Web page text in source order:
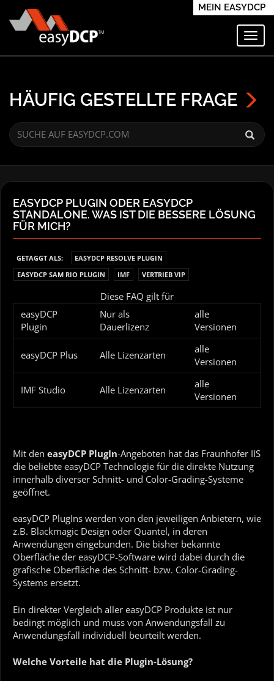
MEIN EASYDCP
HÄUFIG GESTELLTE FRAGE
EASYDCP PLUGIN ODER EASYDCP
STANDALONE. WAS IST DIE BESSERE LÖSUNG
FÜR MICH?
GETAGGT ALS:
EASYDCP RESOLVE PLUGIN
EASYDCP SAM RIO PLUGIN
IMF VERTRIEB VIP
Diese FAQ gilt für
easyDCP
Plugin
Nur als
Dauerlizenz
alle
Versionen
easyDCP Plus Alle Lizenzarten
alle
Versionen
IMF Studio Alle Lizenzarten
alle
Versionen
Mit den easyDCP PlugIn-Angeboten hat das Fraunhofer IIS
die beliebte easyDCP Technologie für die direkte Nutzung
innerhalb diverser Schnitt- und Color-Grading-Systeme
geöffnet.
easyDCP PlugIns werden von den jeweiligen Anbietern, wie
z.B. Blackmagic Design oder Quantel, in deren
Anwendungen eingebunden. Die bisher bekannte
Oberfläche der easyDCP-Software wird dabei durch die
grafische Oberfläche des Schnitt- bzw. Color-Grading-
Systems ersetzt.
Ein direkter Vergleich aller easyDCP Produkte ist nur
bedingt möglich und muss von Anwendungsfall zu
Anwendungsfall individuell beurteilt werden.
Welche Vorteile hat die Plugin-Lösung?